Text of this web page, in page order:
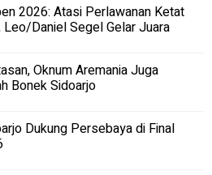
2026: Atasi Perlawanan Ketat
Daniel Segel Gelar Juara
Oknum Aremania Juga
Bonek Sidoarjo
Dukung Persebaya di Final